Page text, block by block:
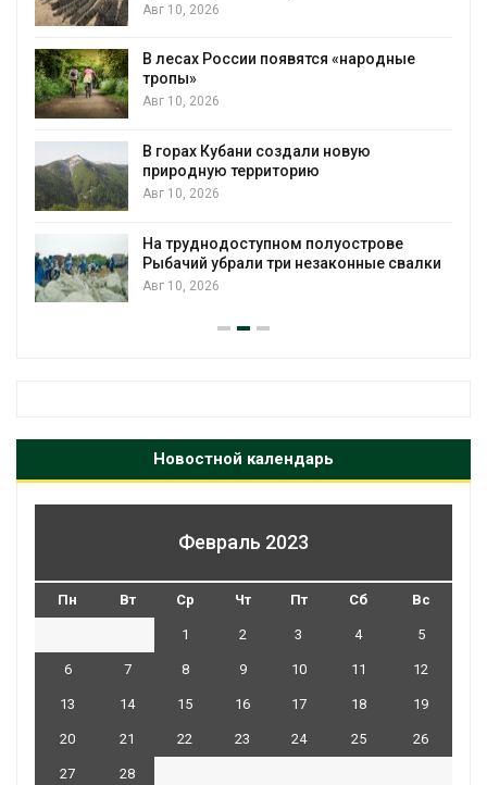
Авг 10, 2026
В лесах России появятся «народные
тропы»
Авг 10, 2026
В горах Кубани создали новую
природную территорию
Авг 10, 2026
На труднодоступном полуострове
Рыбачий убрали три незаконные свалки
Авг 10, 2026
Новостной календарь
Февраль 2023
Пн Вт Ср Чт Пт Сб Вс
1 2 3 4 5
6 7 8 9 10 11 12
13 14 15 16 17 18 19
20 21 22 23 24 25 26
27
28